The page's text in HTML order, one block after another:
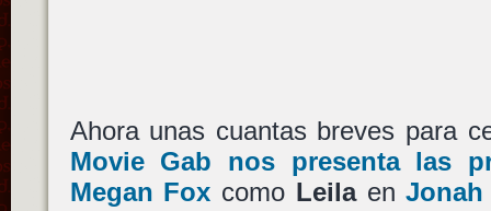
Ahora unas cuantas breves para
Movie Gab nos presenta las
Megan Fox como LeilaenJonah